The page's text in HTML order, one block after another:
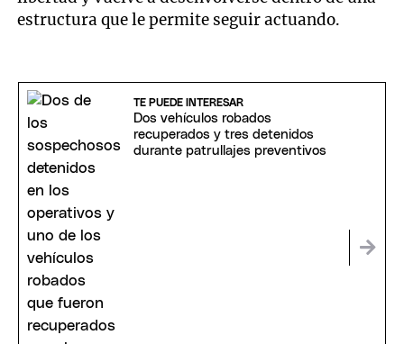
estructura que le permite seguir actuando.
TE PUEDE INTERESAR
Dos vehículos robados
recuperados y tres detenidos
durante patrullajes preventivos